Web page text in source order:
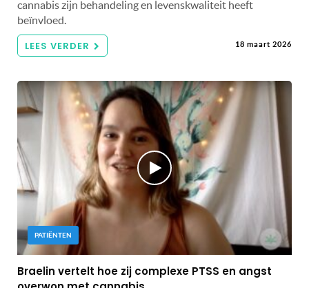
cannabis zijn behandeling en levenskwaliteit heeft
beïnvloed.
LEES VERDER 18 maart 2026
PATIËNTEN
Braelin vertelt hoe zij complexe PTSS en angst